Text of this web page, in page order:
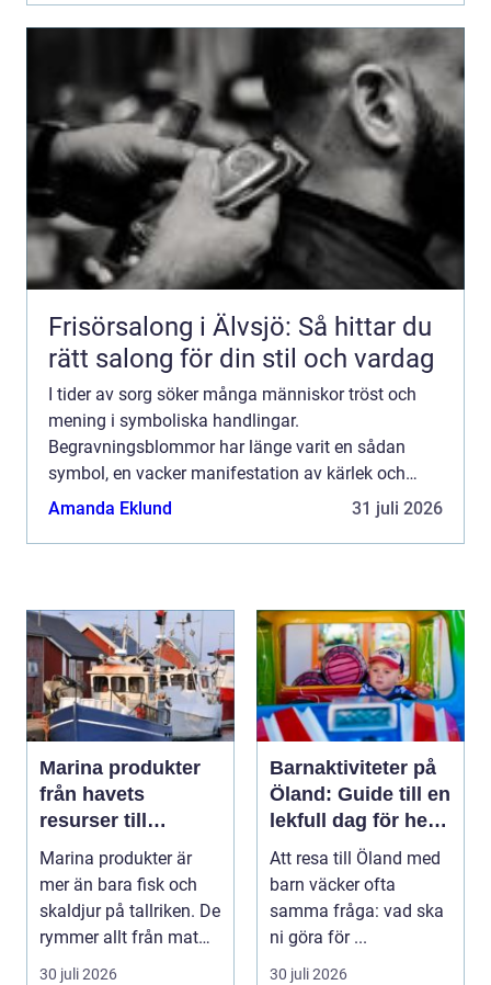
Frisörsalong i Älvsjö: Så hittar du
rätt salong för din stil och vardag
I tider av sorg söker många människor tröst och
mening i symboliska handlingar.
Begravningsblommor har länge varit en sådan
symbol, en vacker manifestation av kärlek och
farväl. De tjänar som länk m...
Amanda Eklund 31 juli 2026
Marina produkter
från havets
resurser till
hållbara
upplevelser
Marina produkter är
mer än bara fisk och
skaldjur på tallriken. De
rymmer allt från mat
och hälsa ti...
30 juli 2026
Barnaktiviteter på
Öland: Guide till en
lekfull dag för hela
familjen
Att resa till Öland med
barn väcker ofta
samma fråga: vad ska
ni göra för ...
30 juli 2026